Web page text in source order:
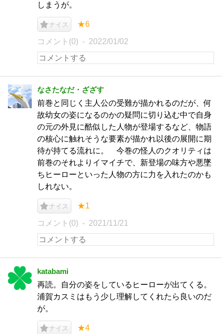
しまうが。
ナイス ★6
コメント(0) 2022/01/02
なさたなだ・ざざす
前巻と同じく主人公の受難が描かれるのだが、何
故幼女の姿になるのかの疑問に切り込む中で自身
の元の外見に酷似した人物が登場するなど、物語
の核心に触れそうな要素が描かれ以後の展開に期
待が持てる流れに。 今巻の怪人のクオリティは
前巻のそれよりイマイチで、新登場の味方や悪墜
ちヒーローといった人物の方に力を入れたのかも
しれない。
ナイス ★1
コメント(0) 2021/11/21
katabami
再読。自分の姿をしているヒーローが出てくる。
浦賀カスミはもう少し理解してくれたら良いのだ
が。
ナイス ★4